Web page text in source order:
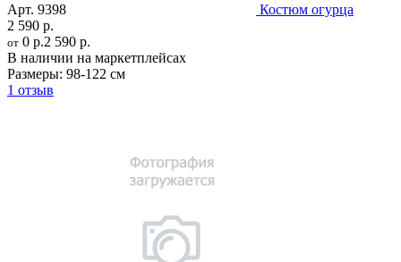
Арт. 9398
Костюм огурца
2 590 р.
от 0 р.2 590 р.
В наличии на маркетплейсах
Размеры: 98-122 см
1 отзыв